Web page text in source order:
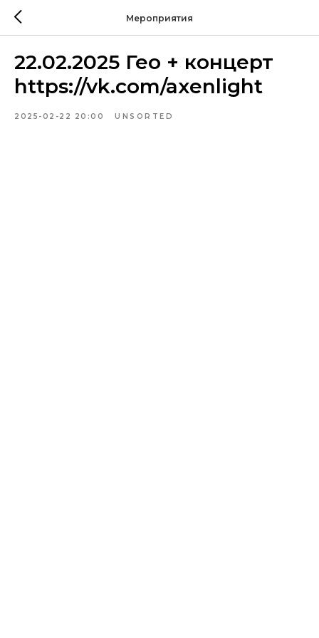
Мероприятия
22.02.2025 Гео + концерт
https://vk.com/axenlight
2025-02-22 20:00 UNSORTED